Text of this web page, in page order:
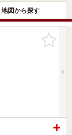
地図から探す
お気に入
りに追加